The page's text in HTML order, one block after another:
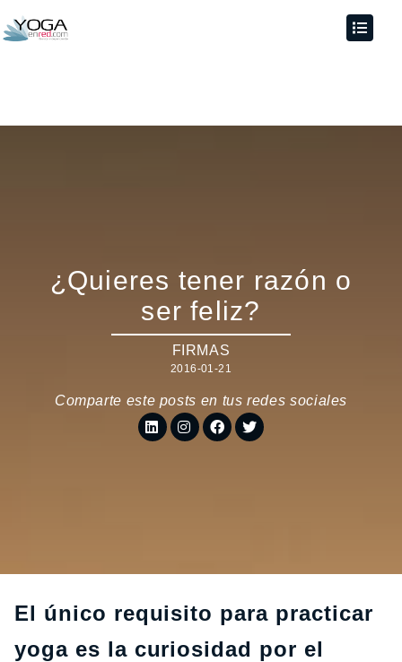
¿Quieres tener razón o
ser feliz?
FIRMAS
2016-01-21
Comparte este posts en tus redes sociales
El único requisito para practicar
yoga es la curiosidad por el